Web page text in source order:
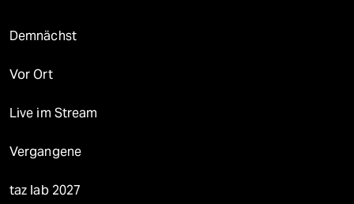
Demnächst
Vor Ort
Live im Stream
Vergangene
taz lab 2027